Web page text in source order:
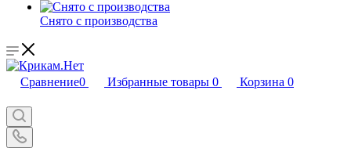
Снято с производства
Сравнение0 Избранные товары 0 Корзина 0